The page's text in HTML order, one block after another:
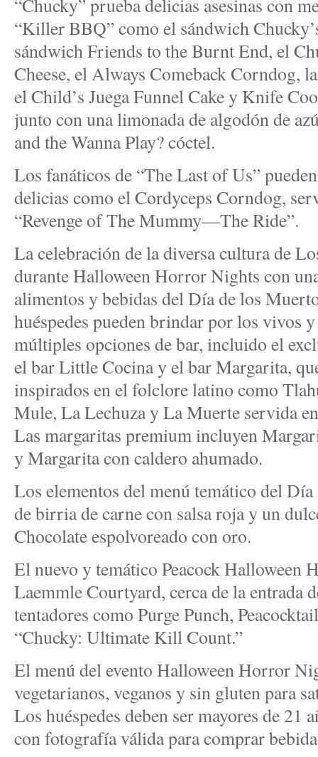
“Killer BBQ” como el sándwich
sándwich Friends to the Burnt End, el
Cheese, el Always Comeback Corndog,
el Child’s Juega Funnel Cake y Knife
junto con una limonada de algodón de
and the Wanna Play? cóctel.
Los fanáticos de “The Last of Us”
delicias como el Cordyceps Corndog,
“Revenge of The Mummy—The Ride”.
La celebración de la diversa cultura de
durante Halloween Horror Nights con
alimentos y bebidas del Día de los
huéspedes pueden brindar por los vivos
múltiples opciones de bar, incluido el
el bar Little Cocina y el bar Margarita,
inspirados en el folclore latino como
Mule, La Lechuza y La Muerte servida
Las margaritas premium incluyen
y Margarita con caldero ahumado.
Los elementos del menú temático del
de birria de carne con salsa roja y un
Chocolate espolvoreado con oro.
El nuevo y temático Peacock Halloween
Laemmle Courtyard, cerca de la entrada
tentadores como Purge Punch,
“Chucky: Ultimate Kill Count.”
El menú del evento Halloween Horror
vegetarianos, veganos y sin gluten para
Los huéspedes deben ser mayores de 21
con fotografía válida para comprar